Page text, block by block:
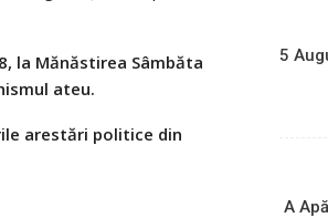
la Mănăstirea Sâmbăta
ateu.
arestări politice din
5
A